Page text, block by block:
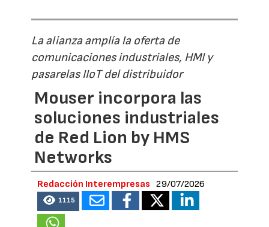
La alianza amplía la oferta de
comunicaciones industriales, HMI y
pasarelas IIoT del distribuidor
Mouser incorpora las
soluciones industriales
de Red Lion by HMS
Networks
Redacción Interempresas 29/07/2026
1115